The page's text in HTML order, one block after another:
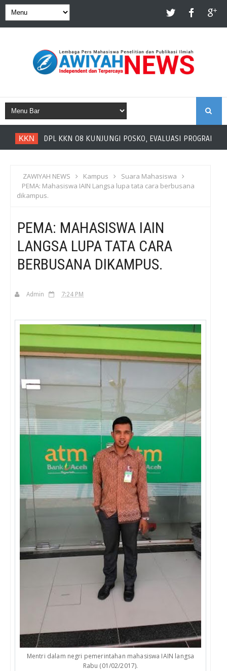
KKN DPL KKN 08 KUNJUNGI POSKO, EVALUASI PROGRAM
ZAWIYAH NEWS Kampus
Suara Mahasiswa
PEMA: Mahasiswa IAIN Langsa lupa tata cara berbusana
dikampus.
PEMA: MAHASISWA IAIN
LANGSA LUPA TATA CARA
BERBUSANA DIKAMPUS.
Admin 7:24 PM
Mentri dalam negri pemerintahan mahasiswa IAIN langsa
Rabu (01/02/2017).